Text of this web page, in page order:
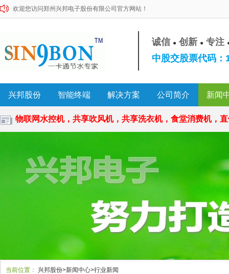
欢迎您访问郑州兴邦电子股份有限公司官方网站！
诚信 ● 创新 ● 专注
中股交股票代码：
兴邦股份 智能终端 解决方案 公司简介 新闻
物联网水控机，共享吹风机，共享洗衣机，食堂消费机，直饮
当前位置： 兴邦股份>新闻中心>行业新闻